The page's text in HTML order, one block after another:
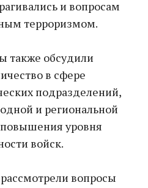
и вопросам
терроризмом.
также обсудили
в сфере
подразделений,
и региональной
повышения уровня
войск.
вопросы